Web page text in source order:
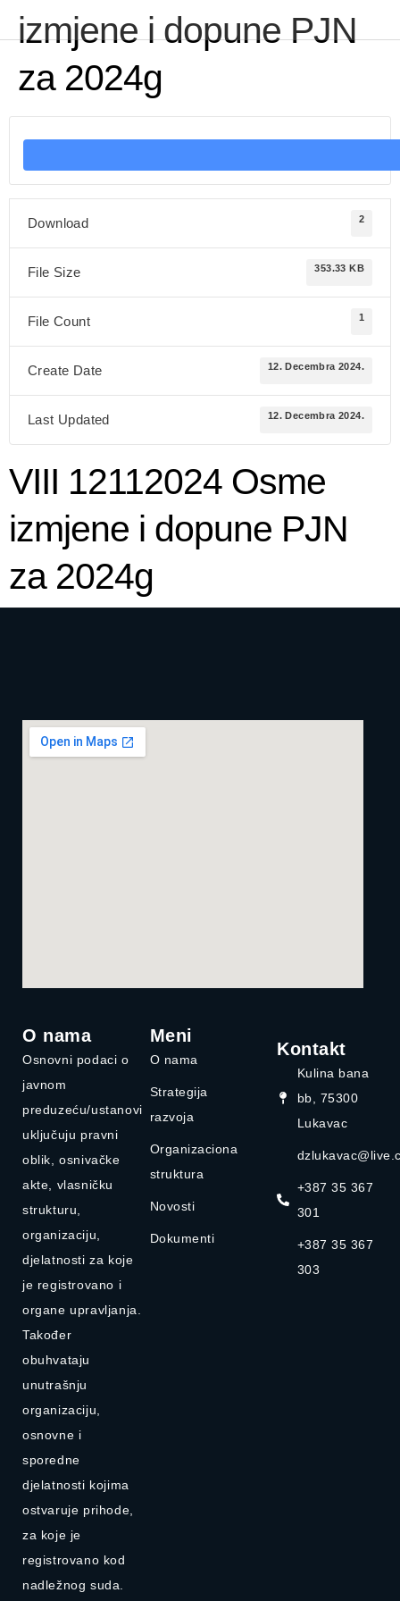
izmjene i dopune PJN
za 2024g
Download 2
File Size 353.33 KB
File Count 1
Create Date 12. Decembra 2024.
Last Updated 12. Decembra 2024.
VIII 12112024 Osme
izmjene i dopune PJN
za 2024g
O nama
Osnovni podaci o
javnom
preduzeću/ustanovi
uključuju pravni
oblik, osnivačke
akte, vlasničku
strukturu,
organizaciju,
djelatnosti za koje
je registrovano i
organe upravljanja.
Također
obuhvataju
unutrašnju
organizaciju,
osnovne i
sporedne
djelatnosti kojima
ostvaruje prihode,
za koje je
registrovano kod
nadležnog suda.
Meni
O nama
Strategija
razvoja
Organizaciona
struktura
Novosti
Dokumenti
Kontakt
Kulina bana
bb, 75300
Lukavac
+387 35 367
301
+387 35 367
303